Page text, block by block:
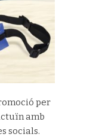
per
amb
socials.